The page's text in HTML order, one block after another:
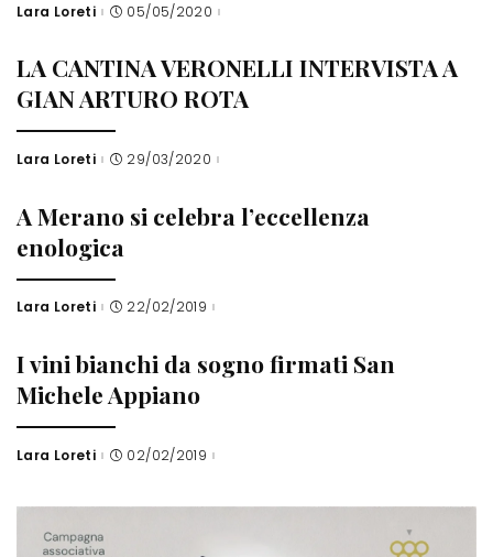
Posted
Lara Loreti 05/05/2020
LA CANTINA VERONELLI INTERVISTA A
GIAN ARTURO ROTA
Posted
Lara Loreti 29/03/2020
A Merano si celebra l’eccellenza
enologica
Posted
Lara Loreti 22/02/2019
I vini bianchi da sogno firmati San
Michele Appiano
Posted
Lara Loreti 02/02/2019